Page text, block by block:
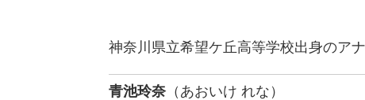
神奈川県立希望ケ丘高等学校出身のア
青池玲奈 （あおいけ れな）